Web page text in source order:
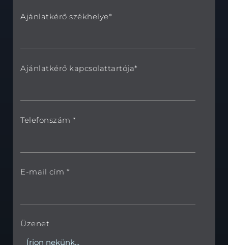
Ajánlatkérő székhelye*
Ajánlatkérő kapcsolattartója*
Telefonszám *
E-mail cím *
Üzenet